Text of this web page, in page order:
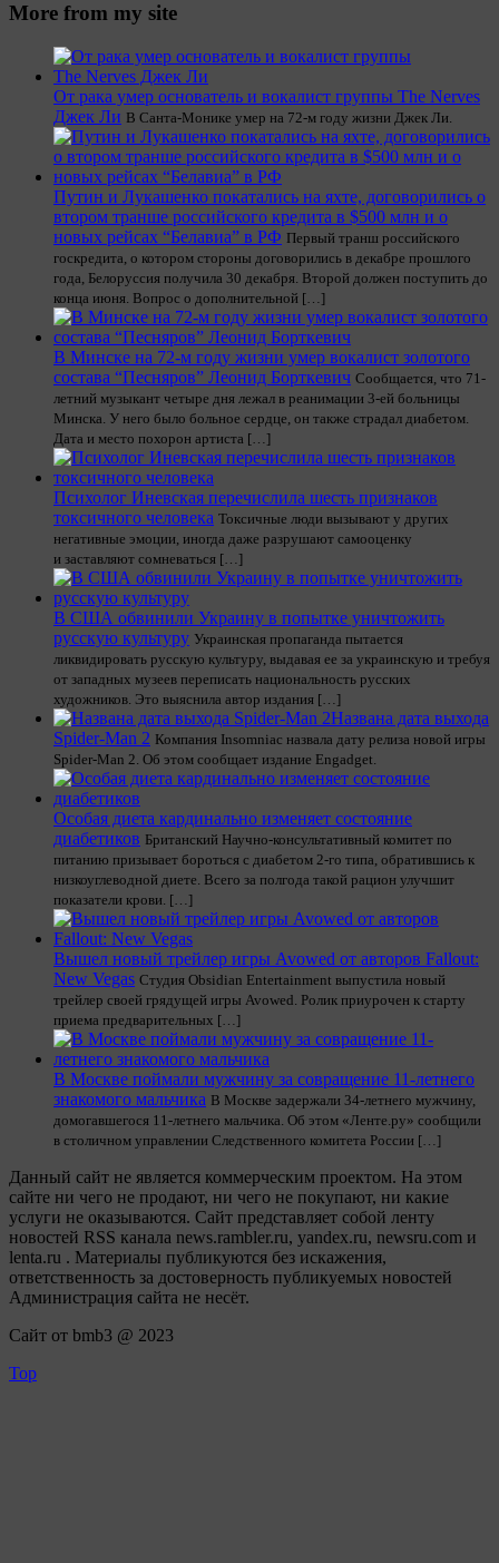
More from my site
От рака умер основатель и вокалист группы The Nerves
Джек Ли В Санта-Монике умер на 72-м году жизни Джек Ли.
Путин и Лукашенко покатались на яхте, договорились о
втором транше российского кредита в $500 млн и о
новых рейсах “Белавиа” в РФ Первый транш российского
госкредита, о котором стороны договорились в декабре прошлого
года, Белоруссия получила 30 декабря. Второй должен поступить до
конца июня. Вопрос о дополнительной […]
В Минске на 72-м году жизни умер вокалист золотого
состава “Песняров” Леонид Борткевич Сообщается, что 71-
летний музыкант четыре дня лежал в реанимации 3-ей больницы
Минска. У него было больное сердце, он также страдал диабетом.
Дата и место похорон артиста […]
Психолог Иневская перечислила шесть признаков
токсичного человека Токсичные люди вызывают у других
негативные эмоции, иногда даже разрушают самооценку
и заставляют сомневаться […]
В США обвинили Украину в попытке уничтожить
русскую культуру Украинская пропаганда пытается
ликвидировать русскую культуру, выдавая ее за украинскую и требуя
от западных музеев переписать национальность русских
художников. Это выяснила автор издания […]
Названа дата выхода
Spider-Man 2 Компания Insomniac назвала дату релиза новой игры
Spider-Man 2. Об этом сообщает издание Engadget.
Особая диета кардинально изменяет состояние
диабетиков Британский Научно-консультативный комитет по
питанию призывает бороться с диабетом 2-го типа, обратившись к
низкоуглеводной диете. Всего за полгода такой рацион улучшит
показатели крови. […]
Вышел новый трейлер игры Avowed от авторов Fallout:
New Vegas Студия Obsidian Entertainment выпустила новый
трейлер своей грядущей игры Avowed. Ролик приурочен к старту
приема предварительных […]
В Москве поймали мужчину за совращение 11-летнего
знакомого мальчика В Москве задержали 34-летнего мужчину,
домогавшегося 11-летнего мальчика. Об этом «Ленте.ру» сообщили
в столичном управлении Следственного комитета России […]
Данный сайт не является коммерческим проектом. На этом
сайте ни чего не продают, ни чего не покупают, ни какие
услуги не оказываются. Сайт представляет собой ленту
новостей RSS канала news.rambler.ru, yandex.ru, newsru.com и
lenta.ru . Материалы публикуются без искажения,
ответственность за достоверность публикуемых новостей
Администрация сайта не несёт.
Сайт от bmb3 @ 2023
Top